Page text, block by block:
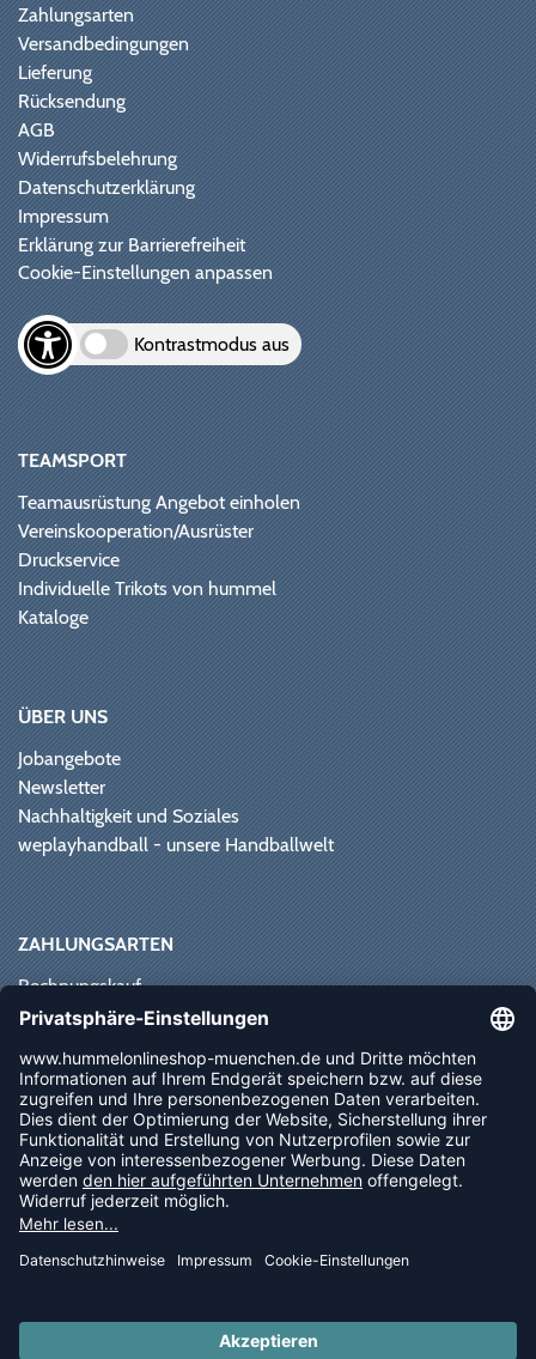
Zahlungsarten
Versandbedingungen
Lieferung
Rücksendung
AGB
Widerrufsbelehrung
Datenschutzerklärung
Impressum
Erklärung zur Barrierefreiheit
Cookie-Einstellungen anpassen
Kontrastmodus aus
TEAMSPORT
Teamausrüstung Angebot einholen
Vereinskooperation/Ausrüster
Druckservice
Individuelle Trikots von hummel
Kataloge
ÜBER UNS
Jobangebote
Newsletter
Nachhaltigkeit und Soziales
weplayhandball - unsere Handballwelt
ZAHLUNGSARTEN
Rechnungskauf
Paypal
Vorkasse
Sofortüberweisung
NEWSLETTER